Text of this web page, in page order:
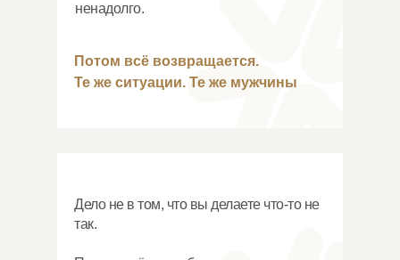
ненадолго.
Дело не в том, что вы делаете что-то не
так.
Потом всё возвращается.
Те же ситуации. Те же мужчины